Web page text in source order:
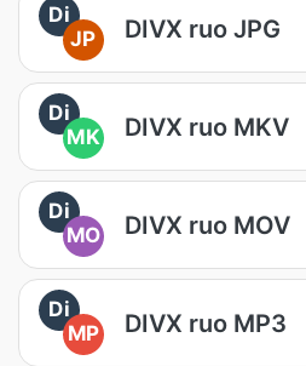
Di
JP
DIVX ruo JPG
Di
MK
DIVX ruo MKV
Di
MO
DIVX ruo MOV
Di
MP
DIVX ruo MP3